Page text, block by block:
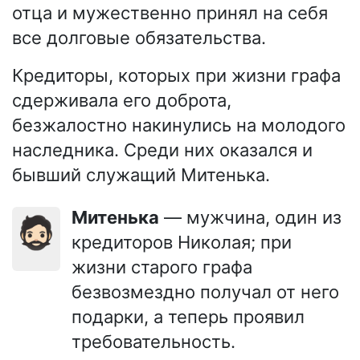
отца и мужественно принял на себя
все долговые обязательства.
Кредиторы, которых при жизни графа
сдерживала его доброта,
безжалостно накинулись на молодого
наследника. Среди них оказался и
бывший служащий Митенька.
🧔🏻 Митенька — мужчина, один из
кредиторов Николая; при
жизни старого графа
безвозмездно получал от него
подарки, а теперь проявил
требовательность.